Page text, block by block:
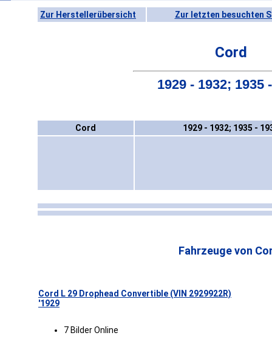
Zur Herstellerübersicht Zur letzten besuchten
Cord
1929 - 1932; 1935
Cord 1929 - 1932; 1935 -
Fahrzeuge von
Cord L 29 Drophead Convertible (VIN 2929922R)
'1929
7 Bilder Online